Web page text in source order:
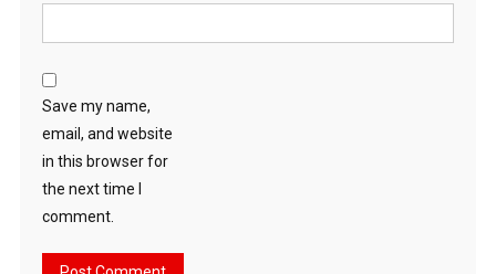
Save my name,
email, and website
in this browser for
the next time I
comment.